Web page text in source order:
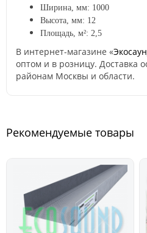
Ширина, мм: 1000
Высота, мм: 12
Площадь, м²: 2,5
В интернет-магазине «
оптом и в розницу. Доставка
районам Москвы и области.
Рекомендуемые товары